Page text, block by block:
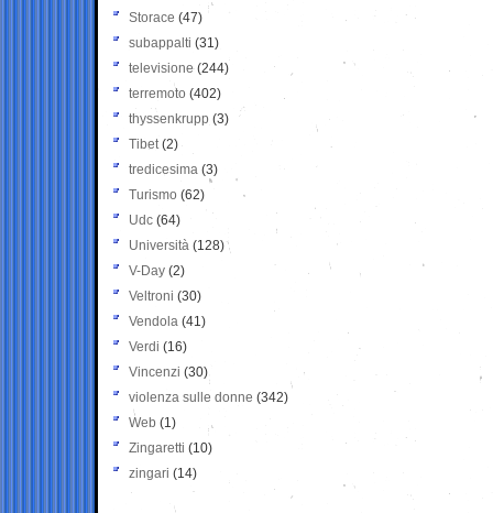
Storace (47)
subappalti (31)
televisione(244)
terremoto (402)
thyssenkrupp (3)
Tibet(2)
tredicesima (3)
Turismo (62)
Udc (64)
Università (128)
V-Day (2)
Veltroni (30)
Vendola (41)
Verdi (16)
Vincenzi (30)
violenza sulle donne (342)
Web (1)
Zingaretti (10)
zingari (14)